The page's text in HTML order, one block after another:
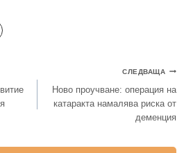
СЛЕДВАЩА
Ново проучване: операция на
катаракта намалява риска от
деменция